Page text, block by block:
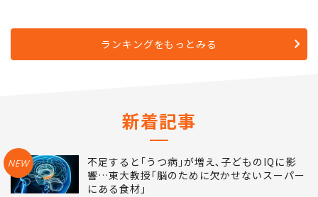
ランキングをもっとみる
新着記事
NEW
不足すると｢うつ病｣が増え､子どものIQに影
響…東大教授｢脳のために欠かせないスーパー
にある食材｣